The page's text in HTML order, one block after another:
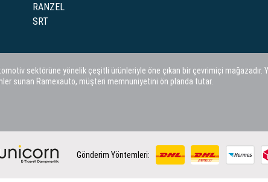
RANZEL
SRT
sektörüne yönelik çeşitli ürünleriyle öne çıkan bir çevrimiçi
sunan Ramexauto, müşteri memnuniyetini ön planda tutar.
Gönderim Yöntemleri: